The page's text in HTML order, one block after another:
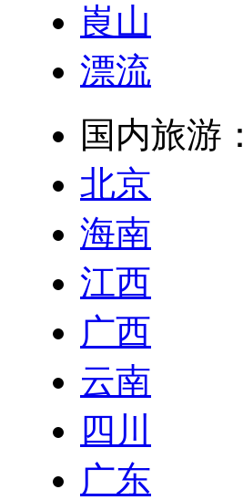
崀山
漂流
国内旅游：
北京
海南
江西
广西
云南
四川
广东